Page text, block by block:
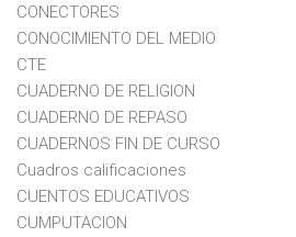
CONECTORES
CONOCIMIENTO DEL MEDIO
CTE
CUADERNO DE RELIGION
CUADERNO DE REPASO
CUADERNOS FIN DE CURSO
Cuadros calificaciones
CUENTOS EDUCATIVOS
CUMPUTACION